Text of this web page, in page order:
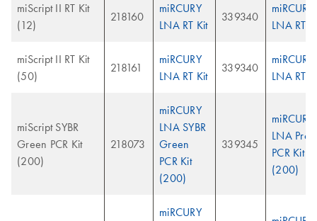
miScript II RT Kit
(12)
218160
miRCURY
LNA RT Kit
339340
miRCURY
LNA RT
miScript II RT Kit
(50)
218161
miRCURY
LNA RT Kit
339340
miRCURY
LNA RT
miScript SYBR
Green PCR Kit
(200)
218073
miRCURY
LNA SYBR
Green
PCR Kit
(200)
339345
miRCURY
LNA
PCR Kit
(200)
miRCURY